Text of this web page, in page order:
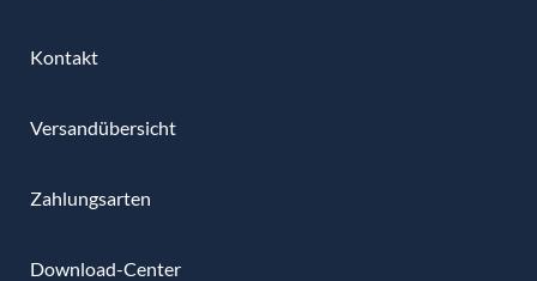
Kontakt
Versandübersicht
Zahlungsarten
Download-Center